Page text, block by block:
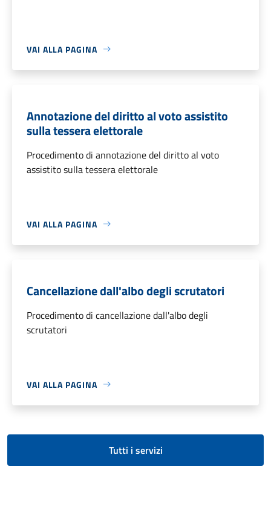
VAI ALLA PAGINA
Annotazione del diritto al voto assistito
sulla tessera elettorale
Procedimento di annotazione del diritto al voto
assistito sulla tessera elettorale
VAI ALLA PAGINA
Cancellazione dall'albo degli scrutatori
Procedimento di cancellazione dall'albo degli
scrutatori
VAI ALLA PAGINA
Tutti i servizi